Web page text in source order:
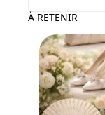
À RETENIR
Mariage